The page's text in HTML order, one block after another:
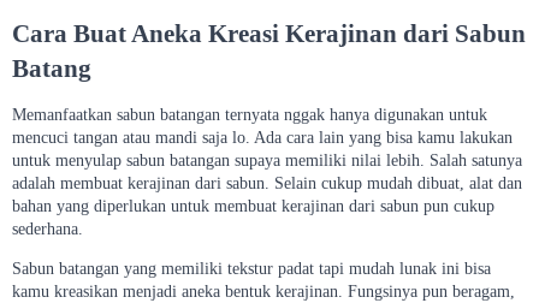
Cara Buat Aneka Kreasi Kerajinan dari Sabun
Batang
Memanfaatkan sabun batangan ternyata nggak hanya digunakan untuk
mencuci tangan atau mandi saja lo. Ada cara lain yang bisa kamu lakukan
untuk menyulap sabun batangan supaya memiliki nilai lebih. Salah satunya
adalah membuat kerajinan dari sabun. Selain cukup mudah dibuat, alat dan
bahan yang diperlukan untuk membuat kerajinan dari sabun pun cukup
sederhana.
Sabun batangan yang memiliki tekstur padat tapi mudah lunak ini bisa
kamu kreasikan menjadi aneka bentuk kerajinan. Fungsinya pun beragam,